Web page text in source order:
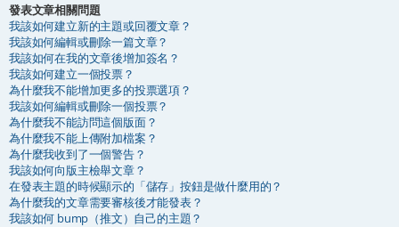
發表文章相關問題
我該如何建立新的主題或回覆文章？
我該如何編輯或刪除一篇文章？
我該如何在我的文章後增加簽名？
我該如何建立一個投票？
為什麼我不能增加更多的投票選項？
我該如何編輯或刪除一個投票？
為什麼我不能訪問這個版面？
為什麼我不能上傳附加檔案？
為什麼我收到了一個警告？
我該如何向版主檢舉文章？
在發表主題的時候顯示的「儲存」按鈕是做什麼用的？
為什麼我的文章需要審核後才能發表？
我該如何 bump（推文）自己的主題？